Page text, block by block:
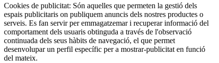
Cookies de publicitat: Són aquelles que permeten la gestió dels
espais publicitaris on publiquem anuncis dels nostres productes o
serveis. Es fan servir per emmagatzemar i recuperar informació del
comportament dels usuaris obtinguda a través de l'observació
continuada dels seus hàbits de navegació, el que permet
desenvolupar un perfil específic per a mostrar-publicitat en funció
del mateix.